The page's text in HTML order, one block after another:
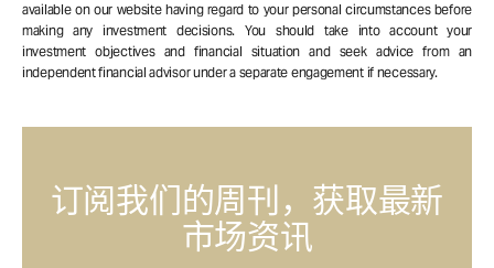
available on our website having regard to your personal circumstances before
making any investment decisions. You should take into account your
investment objectives and financial situation and seek advice from an
independent financial advisor under a separate engagement if necessary.
订阅我们的周刊，获取最新
市场资讯